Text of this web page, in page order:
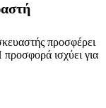
προσφέρει
ισχύει για